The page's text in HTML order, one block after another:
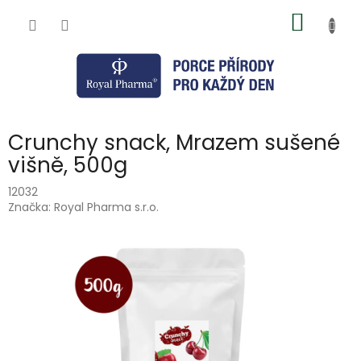
KOŠÍK
Crunchy snack, Mrazem sušené
višně, 500g
12032
Značka: Royal Pharma s.r.o.